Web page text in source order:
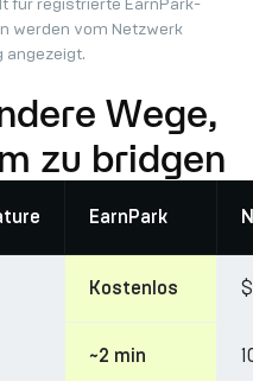
für registrierte EarnPark-
werden vom Netzwerk
angezeigt.
Wege,
zu bridgen
EarnPark
Kostenlos
~2 min